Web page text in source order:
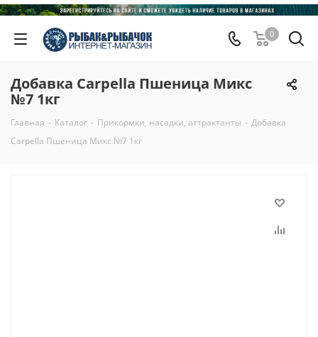
0
Добавка Carpella Пшеница Микс
№7 1кг
Главная - Каталог - Прикормки, насадки, аттрактанты - Добавка
Carpella Пшеница Микс №7 1кг